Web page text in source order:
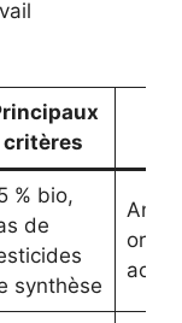
critères
% bio,
de
synthèse